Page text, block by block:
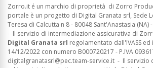
Zorro.it é un marchio di proprietà di Zorro
portale è un progetto di Digital Granata srl, Sede
Teresa di Calcutta n 8 - 80048 Sant'Anastasia (NA)
- Il servizio di intermediazione assicurativa di
Digital Granata srl regolamentato dall'IVASS ed
14/12/2022 con numero B000720217 - P.IVA
digitalgranatasrl@pec.team-service.it - Il servizio